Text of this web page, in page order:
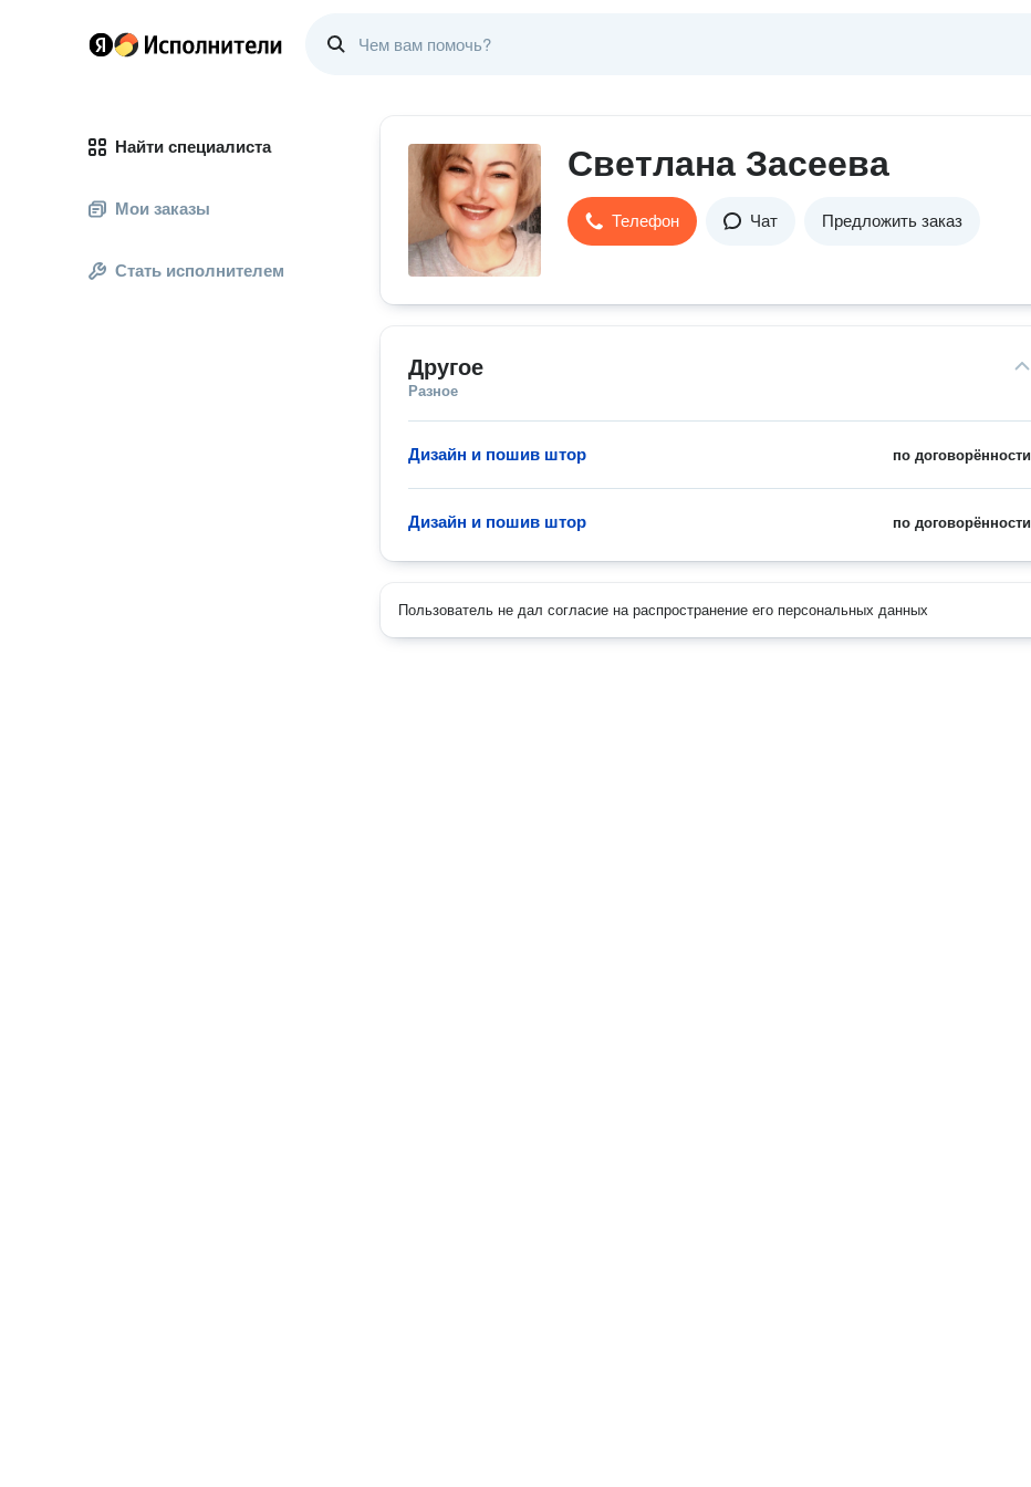
Найти специалиста
Мои заказы
Стать исполнителем
Светлана Засеева
Телефон Чат Предложить заказ
Другое
Разное
по договорённости
Дизайн и пошив штор
по договорённости
Дизайн и пошив штор
Пользователь не дал согласие на распространение его персональных данных